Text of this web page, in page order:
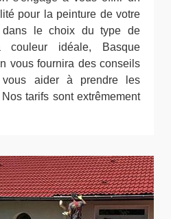
pour la peinture de votre
le choix du type de
idéale, Basque
vous fournira des conseils
vous aider à prendre les
tarifs sont extrêmement